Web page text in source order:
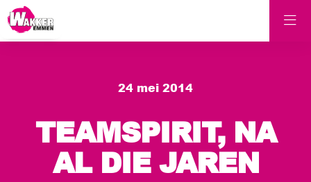
24 mei 2014
TEAMSPIRIT, NA
AL DIE JAREN